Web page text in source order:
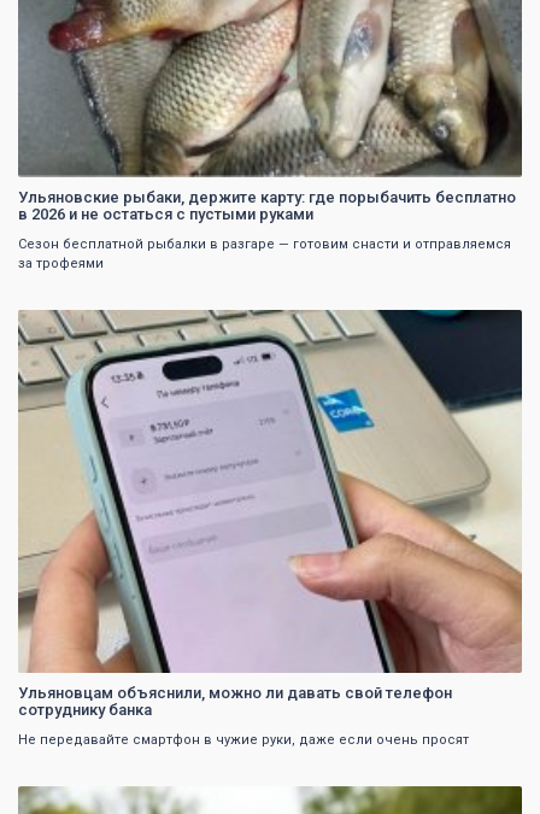
Ульяновские рыбаки, держите карту: где порыбачить бесплатно
в 2026 и не остаться с пустыми руками
Сезон бесплатной рыбалки в разгаре — готовим снасти и отправляемся
за трофеями
Ульяновцам объяснили, можно ли давать свой телефон
сотруднику банка
Не передавайте смартфон в чужие руки, даже если очень просят